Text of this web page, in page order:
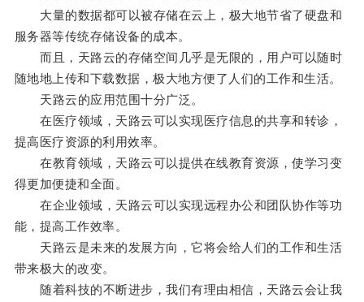
大量的数据都可以被存储在云上，极大地节省了硬盘和
服务器等传统存储设备的成本。
而且，天路云的存储空间几乎是无限的，用户可以随时
随地地上传和下载数据，极大地方便了人们的工作和生活。
天路云的应用范围十分广泛。
在医疗领域，天路云可以实现医疗信息的共享和转诊，
提高医疗资源的利用效率。
在教育领域，天路云可以提供在线教育资源，使学习变
得更加便捷和全面。
在企业领域，天路云可以实现远程办公和团队协作等功
能，提高工作效率。
天路云是未来的发展方向，它将会给人们的工作和生活
带来极大的改变。
随着科技的不断进步，我们有理由相信，天路云会让我